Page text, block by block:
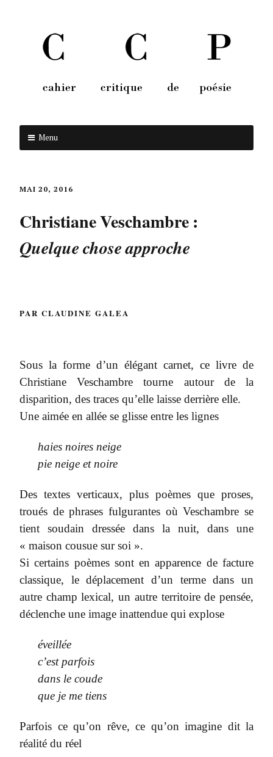
Menu
MAI 20, 2016
Christiane Veschambre :
Quelque chose approche
PAR CLAUDINE GALEA
Sous la forme d’un élégant carnet, ce livre de
Christiane Veschambre tourne autour de la
disparition, des traces qu’elle laisse derrière elle.
Une aimée en allée se glisse entre les lignes
haies noires neige
pie neige et noire
Des textes verticaux, plus poèmes que proses,
troués de phrases fulgurantes où Veschambre se
tient soudain dressée dans la nuit, dans une
« maison cousue sur soi ».
Si certains poèmes sont en apparence de facture
classique, le déplacement d’un terme dans un
autre champ lexical, un autre territoire de pensée,
déclenche une image inattendue qui explose
éveillée
c’est parfois
dans le coude
que je me tiens
Parfois ce qu’on rêve, ce qu’on imagine dit la
réalité du réel